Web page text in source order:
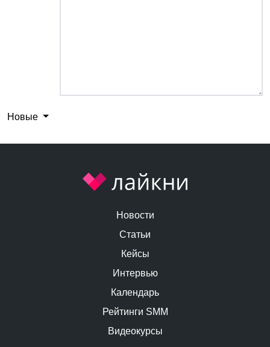
Новые
Новости
Статьи
Кейсы
Интервью
Календарь
Рейтинги SMM
Видеокурсы